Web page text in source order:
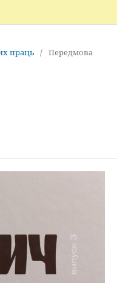
праць / Передмова